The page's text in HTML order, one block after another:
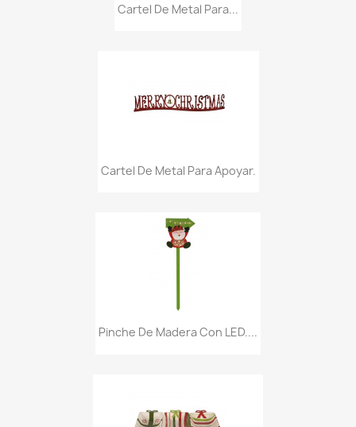
Cartel De Metal Para...
Cartel De Metal Para Apoyar.
Pinche De Madera Con LED....